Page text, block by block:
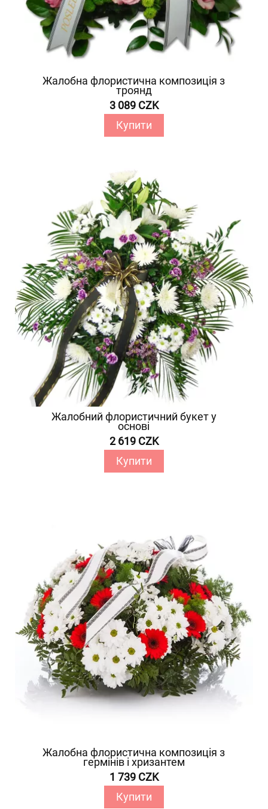
Жалобна флористична композиція з
троянд
3 089 CZK
Купити
Жалобний флористичний букет у
основі
2 619 CZK
Купити
Жалобна флористична композиція з
гермінів і хризантем
1 739 CZK
Купити